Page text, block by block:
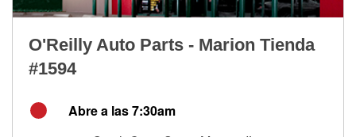
O'Reilly Auto Parts - Marion Tienda
#1594
Abre a las 7:30am